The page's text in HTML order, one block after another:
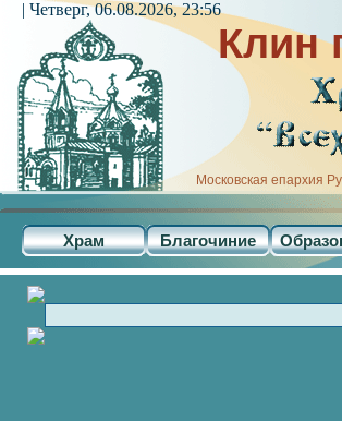
Клин
Московская епархия
Храм Благочиние
| Четверг, 06.08.2026, 23:56